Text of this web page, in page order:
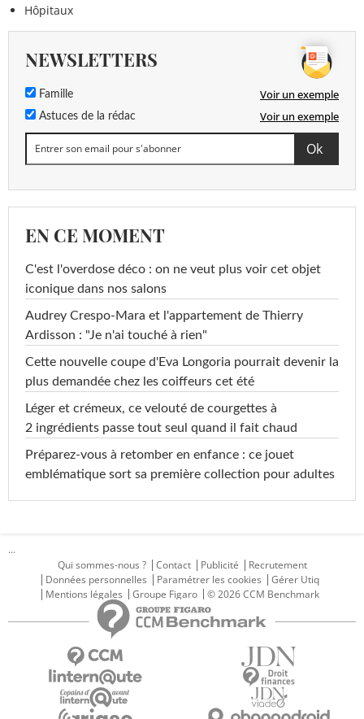
Hôpitaux
NEWSLETTERS
Famille Voir un exemple
Astuces de la rédac Voir un exemple
EN CE MOMENT
C'est l'overdose déco : on ne veut plus voir cet objet
iconique dans nos salons
Audrey Crespo-Mara et l'appartement de Thierry
Ardisson : "Je n'ai touché à rien"
Cette nouvelle coupe d'Eva Longoria pourrait devenir la
plus demandée chez les coiffeurs cet été
Léger et crémeux, ce velouté de courgettes à
2 ingrédients passe tout seul quand il fait chaud
Préparez-vous à retomber en enfance : ce jouet
emblématique sort sa première collection pour adultes
...
Qui sommes-nous ?
Contact Publicité
Recrutement
Données personnelles
Paramétrer les cookies
Gérer Utiq
Mentions légales
Groupe Figaro © 2026 CCM Benchmark